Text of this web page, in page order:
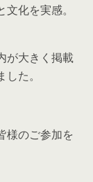
化を実感。
が大きく掲載
た。
様のご参加を